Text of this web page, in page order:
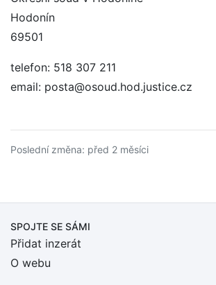
Hodonín
69501
telefon: 518 307 211
email: posta@osoud.hod.justice.cz
Poslední změna: před 2 měsíci
SPOJTE SE SÁMI
Přidat inzerát
O webu